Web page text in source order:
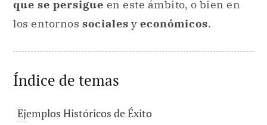
que se persigue en este ámbito, o bien en
los entornos sociales y económicos.
Índice de temas
Ejemplos Históricos de Éxito